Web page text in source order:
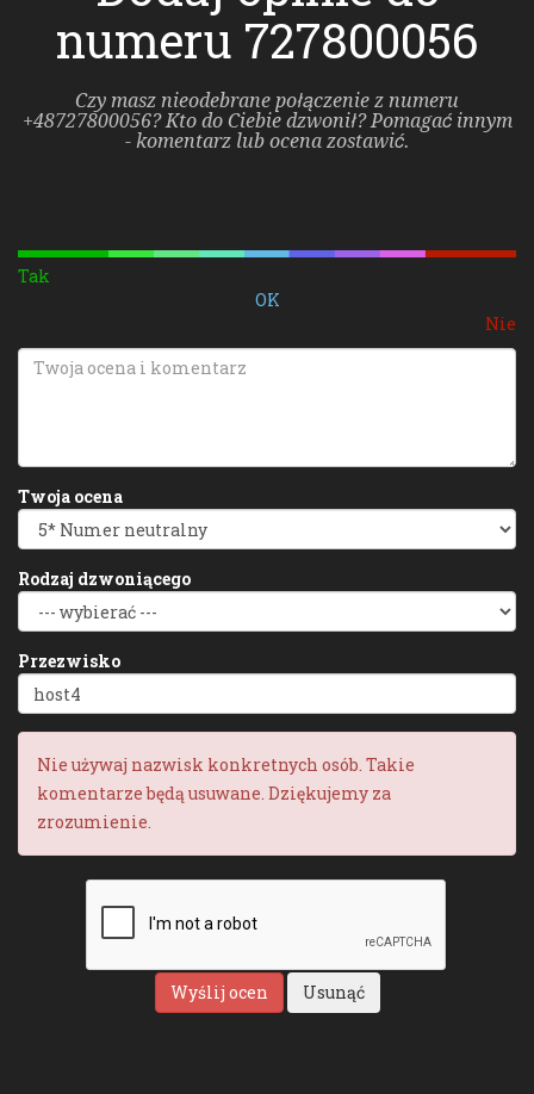
numeru 727800056
Czy masz nieodebrane połączenie z numeru
+48727800056? Kto do Ciebie dzwonił? Pomagać innym
- komentarz lub ocena zostawić.
Tak
OK
Nie
Twoja ocena
Rodzaj dzwoniącego
Przezwisko
Nie używaj nazwisk konkretnych osób. Takie
komentarze będą usuwane. Dziękujemy za
zrozumienie.
Wyślij ocen Usunąć